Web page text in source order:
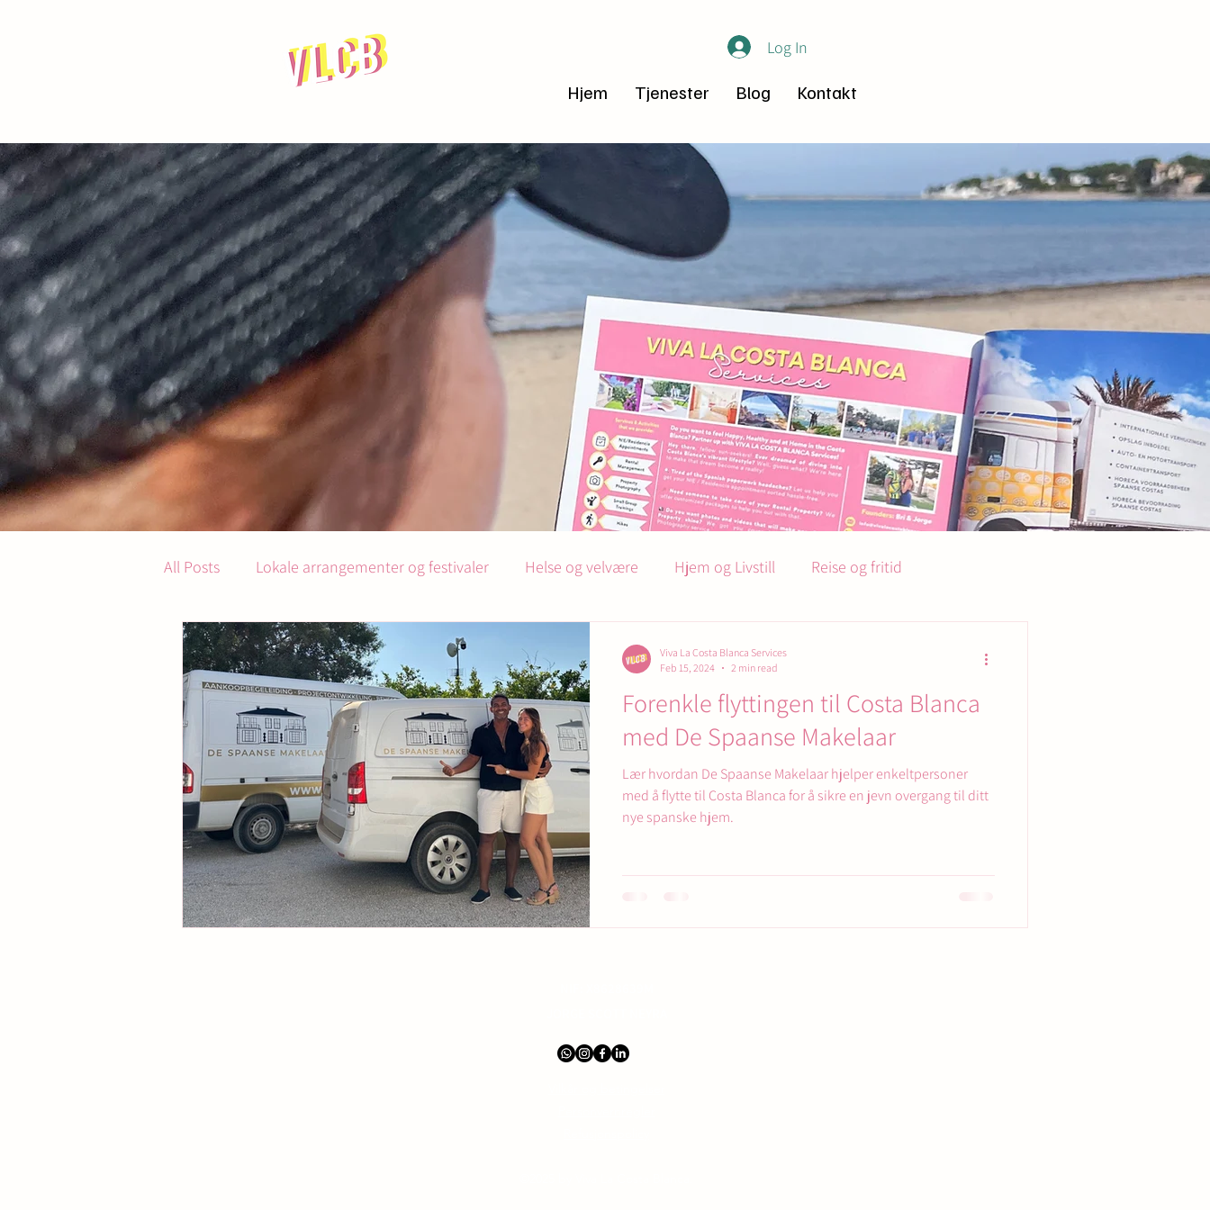
Log In
Hjem Tjenester Blog Kontakt
All Posts Lokale arrangementer og festivaler Helse og velvære Hjem og Livstill Reise og fritid
Gastronomi og servering Fellesskap
Forenkle flyttingen til Costa Blanca
med De Spaanse Makelaar
Lær hvordan De Spaanse Makelaar hjelper enkeltpersoner
med å flytte til Costa Blanca for å sikre en jevn overgang til ditt
nye spanske hjem.
Viva La Costa Blanca Services
Feb 15, 2024
2 min read